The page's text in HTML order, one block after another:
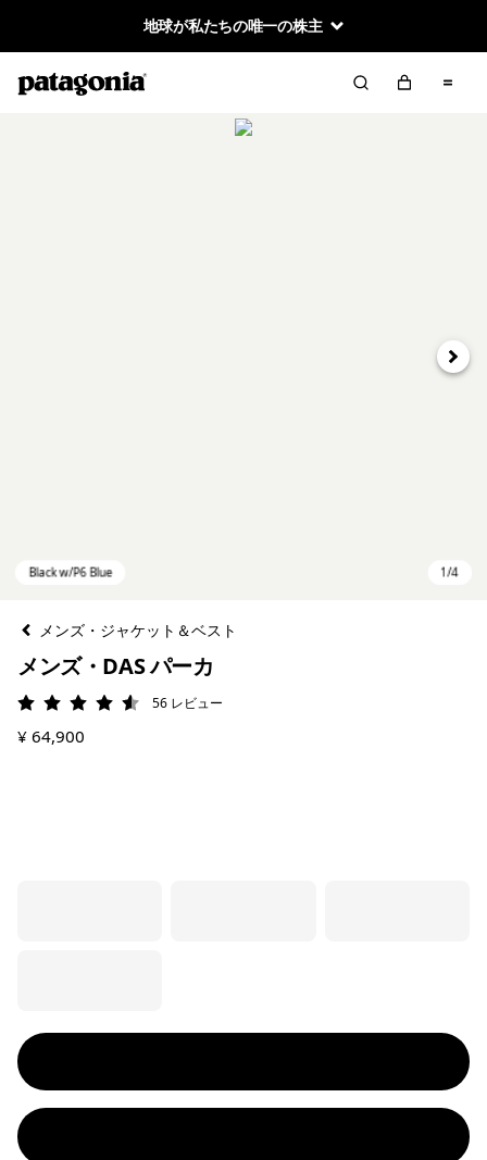
地球が私たちの唯一の株主
次へ
メンズ・ジャケット＆ベスト
メンズ・DAS パーカ
評価: 4.6 / 5
56 レビュー
¥ 64,900